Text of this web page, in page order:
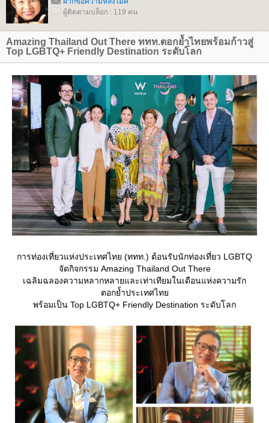
ผู้ติดตามบล็อก : 119 คน
Amazing Thailand Out There ททท.ตอกย้ำไทยพร้อมก้าวสู่
Top LGBTQ+ Friendly Destination ระดับโลก
การท่องเที่ยวแห่งประเทศไทย (ททท.) ต้อนรับนักท่องเที่ยว LGBTQ
จัดกิจกรรม Amazing Thailand Out There
เฉลิมฉลองความหลากหลายและเท่าเทียมในเดือนแห่งความรัก
ตอกย้ำประเทศไท
พร้อมเป็น Top LGBTQ+ Friendly Destination ระดับโลก